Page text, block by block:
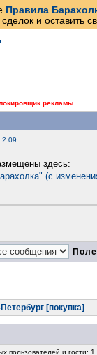
Правила
и оставить
рекламы
2:09
здесь:
(с
[покупка]
пользователей и гости: 1